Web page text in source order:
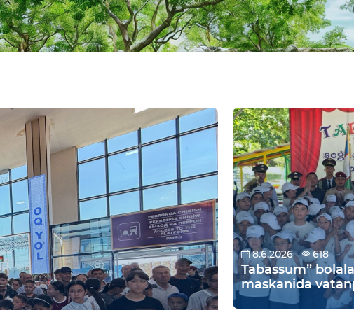
8.6.2026 618
Tabassum”
maskanida